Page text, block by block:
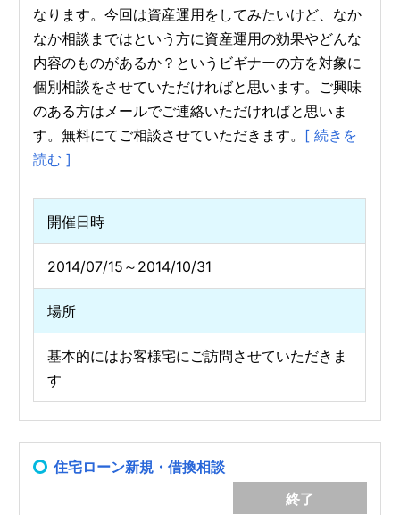
なります。今回は資産運用をしてみたいけど、なか
なか相談まではという方に資産運用の効果やどんな
内容のものがあるか？というビギナーの方を対象に
個別相談をさせていただければと思います。ご興味
のある方はメールでご連絡いただければと思いま
す。無料にてご相談させていただきます。 [ 続きを
読む ]
開催日時
2014/07/15～2014/10/31
場所
基本的にはお客様宅にご訪問させていただきま
す
住宅ローン新規・借換相談
終了